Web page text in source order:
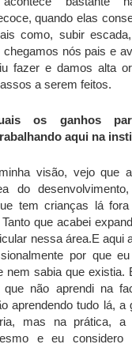
quando elas
como, subir
chegamos nós pais e
fazer e damos alta
a serem feitos.
os ganhos
aqui na
visão, vejo que
do
tem crianças lá
que acabei
nessa área.E aqui
por que
nem sabia que existia.
que não aprendi na
aprendendo tudo lá, a
mas na prática, a
e eu